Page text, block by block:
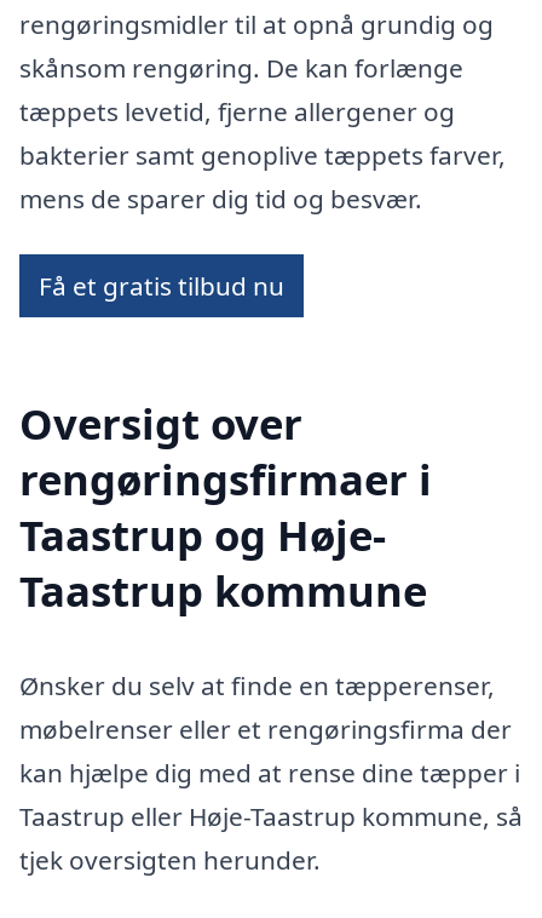
rengøringsmidler til at opnå grundig og
skånsom rengøring. De kan forlænge
tæppets levetid, fjerne allergener og
bakterier samt genoplive tæppets farver,
mens de sparer dig tid og besvær.
Få et gratis tilbud nu
Oversigt over
rengøringsfirmaer i
Taastrup og Høje-
Taastrup kommune
Ønsker du selv at finde en tæpperenser,
møbelrenser eller et rengøringsfirma der
kan hjælpe dig med at rense dine tæpper i
Taastrup eller Høje-Taastrup kommune, så
tjek oversigten herunder.